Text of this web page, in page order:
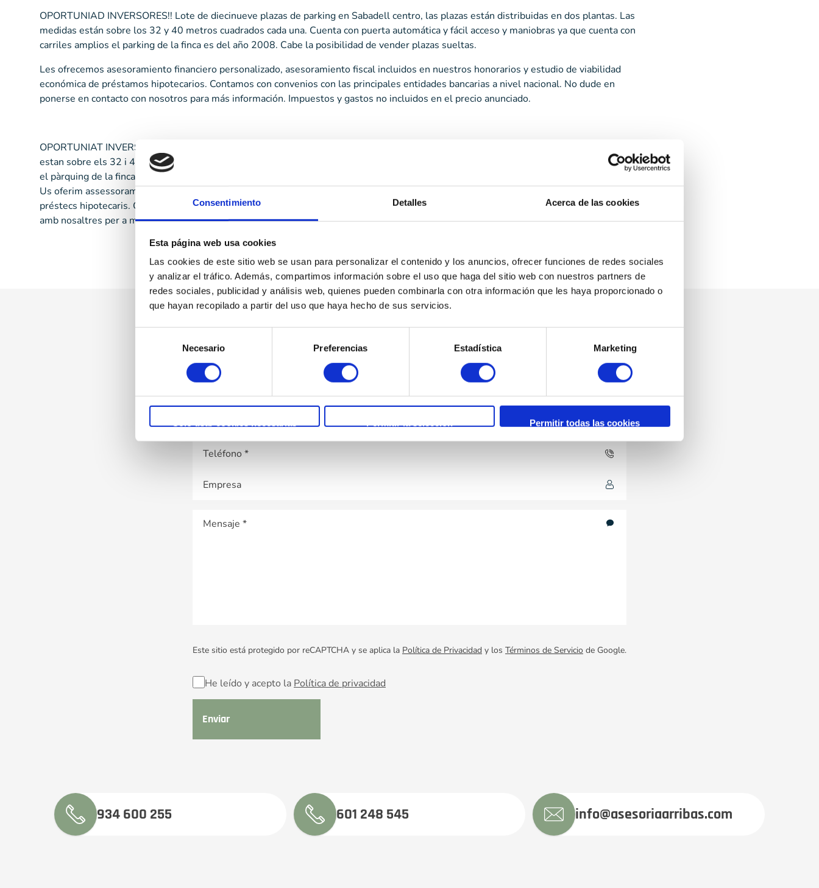
Consentimiento Detalles Acerca de las cookies
Esta página web usa cookies
Las cookies de este sitio web se usan para personalizar el contenido y los anuncios, ofrecer funciones de redes sociales
y analizar el tráfico. Además, compartimos información sobre el uso que haga del sitio web con nuestros partners de
redes sociales, publicidad y análisis web, quienes pueden combinarla con otra información que les haya proporcionado o
que hayan recopilado a partir del uso que haya hecho de sus servicios.
consentimiento
Necesario Preferencias Estadística Marketing
Solo usar cookies necesarias Permitir la selección Permitir todas las cookies
OPORTUNIAD INVERSORES!! Lote de diecinueve plazas de parking en Sabadell centro, las plazas están distribuidas en dos plantas. Las
medidas están sobre los 32 y 40 metros cuadrados cada una. Cuenta con puerta automática y fácil acceso y maniobras ya que cuenta con
carriles amplios el parking de la finca es del año 2008. Cabe la posibilidad de vender plazas sueltas.
Les ofrecemos asesoramiento financiero personalizado, asesoramiento fiscal incluidos en nuestros honorarios y estudio de viabilidad
económica de préstamos hipotecarios. Contamos con convenios con las principales entidades bancarias a nivel nacional. No dude en
ponerse en contacto con nosotros para más información. Impuestos y gastos no incluidos en el precio anunciado.
OPORTUNIAT INVERSORS!! Lot de dinou places de pàrquing a Sabadell centre, les places estan distribuïdes en dues plantes. Les mides
estan sobre els 32 i 40 metres quadrats cadascuna. Compte amb porta automàtica i fàcil accés i maniobres ja que compta amb carrils amplis
el pàrquing de la finca és de l’any 2008. Hi ha la possibilitat de vendre places soltes.
Us oferim assessorament financer personalitzat, assessorament fiscal inclosos en els nostres honoraris i estudi de viabilitat econòmica de
préstecs hipotecaris. Comptem amb convenis amb les principals entitats bancàries a nivell nacional. No dubteu a posar-vos en contacte
amb nosaltres per a més informació. Impostos i despeses no incloses en el preu anunciat.
¿En qué podemosayudarte?
Este sitio está protegido por reCAPTCHA y se aplica la Política de Privacidad y los Términos de Servicio de Google.
He leído y acepto la Política de privacidad
934 600 255 601 248 545 info@asesoriaarribas.com